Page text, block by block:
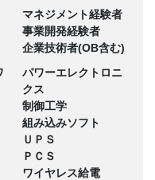
マネジメント経験者
事業開発経験者
企業技術者(OB含む)
パワーエレクトロニ
クス
制御工学
組み込みソフト
ＵＰＳ
ＰＣＳ
ワイヤレス給電